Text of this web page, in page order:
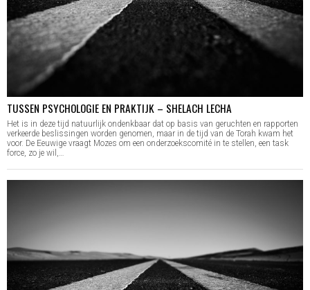
TUSSEN PSYCHOLOGIE EN PRAKTIJK – SHELACH LECHA
Het is in deze tijd natuurlijk ondenkbaar dat op basis van geruchten en rapporten
verkeerde beslissingen worden genomen, maar in de tijd van de Torah kwam het
voor. De Eeuwige vraagt Mozes om een onderzoekscomité in te stellen, een task
force, zo je wil,…